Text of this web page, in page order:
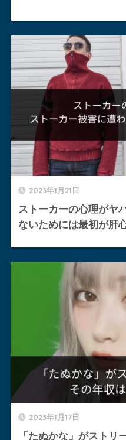
2023年1月21日
ストーカーの心理がヤ
ないためには最初が肝
2023年1月17日
「たぬかな」がストリ